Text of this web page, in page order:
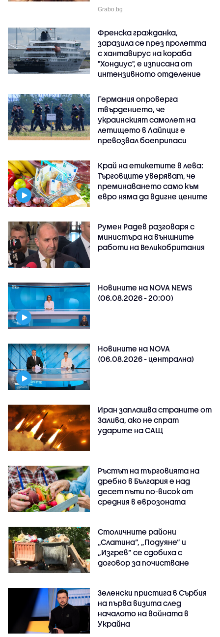
Grabo.bg
Френска гражданка,
заразила се през пролетта
с хантавирус на кораба
"Хондиус", е изписана от
интензивното отделение
Германия опроверга
твърдението, че
украинският самолет на
летището в Лайпциг е
превозвал боеприпаси
Край на етикетите в лева:
Търговците уверяват, че
преминаването само към
евро няма да вдигне цените
Румен Радев разговаря с
министъра на външните
работи на Великобритания
Новините на NOVA NEWS
(06.08.2026 - 20:00)
Новините на NOVA
(06.08.2026 - централна)
Иран заплашва страните от
Залива, ако не спрат
ударите на САЩ
Ръстът на търговията на
дребно в България е над
десет пъти по-висок от
средния в еврозоната
Столичните райони
„Слатина“, „Подуяне“ и
„Изгрев“ се сдобиха с
договор за почистване
Зеленски пристига в Сърбия
на първа визита след
началото на войната в
Украйна